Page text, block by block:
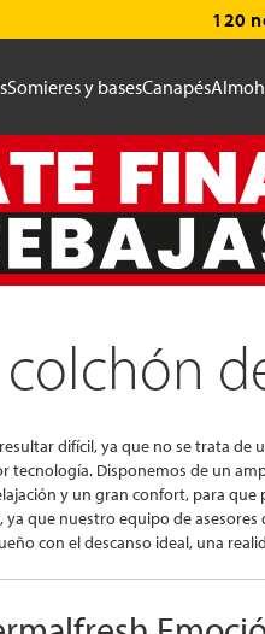
120
Somieres y basesCanapés
difícil, ya que no se trata de
tecnología. Disponemos de un
y un gran confort, para
que nuestro equipo de
con el descanso ideal, una